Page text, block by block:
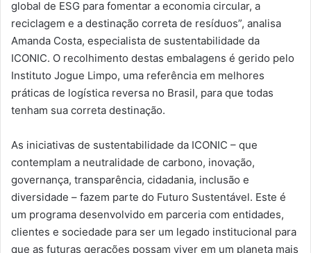
global de ESG para fomentar a economia circular, a
reciclagem e a destinação correta de resíduos”, analisa
Amanda Costa, especialista de sustentabilidade da
ICONIC. O recolhimento destas embalagens é gerido pelo
Instituto Jogue Limpo, uma referência em melhores
práticas de logística reversa no Brasil, para que todas
tenham sua correta destinação.
As iniciativas de sustentabilidade da ICONIC – que
contemplam a neutralidade de carbono, inovação,
governança, transparência, cidadania, inclusão e
diversidade – fazem parte do Futuro Sustentável. Este é
um programa desenvolvido em parceria com entidades,
clientes e sociedade para ser um legado institucional para
que as futuras gerações possam viver em um planeta mais